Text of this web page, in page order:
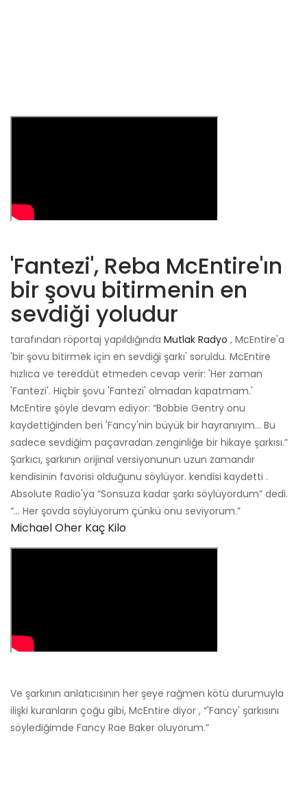
'Fantezi', Reba McEntire'ın
bir şovu bitirmenin en
sevdiği yoludur
tarafından röportaj yapıldığında Mutlak Radyo , McEntire'a
'bir şovu bitirmek için en sevdiği şarkı' soruldu. McEntire
hızlıca ve tereddüt etmeden cevap verir: 'Her zaman
'Fantezi'. Hiçbir şovu 'Fantezi' olmadan kapatmam.'
McEntire şöyle devam ediyor: “Bobbie Gentry onu
kaydettiğinden beri 'Fancy'nin büyük bir hayranıyım… Bu
sadece sevdiğim paçavradan zenginliğe bir hikaye şarkısı.”
Şarkıcı, şarkının orijinal versiyonunun uzun zamandır
kendisinin favorisi olduğunu söylüyor. kendisi kaydetti .
Absolute Radio'ya “Sonsuza kadar şarkı söylüyordum” dedi.
“… Her şovda söylüyorum çünkü onu seviyorum.”
Michael Oher Kaç Kilo
Ve şarkının anlatıcısının her şeye rağmen kötü durumuyla
ilişki kuranların çoğu gibi, McEntire diyor , “'Fancy' şarkısını
söylediğimde Fancy Rae Baker oluyorum.”